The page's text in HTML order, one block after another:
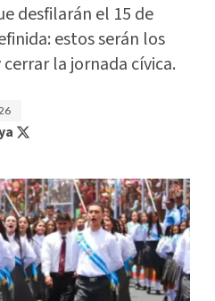
desfilarán el 15 de
estos serán los
la jornada cívica.